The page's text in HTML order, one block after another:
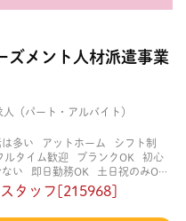
メント人材派遣事業
（パート・アルバイト）
多い アットホーム
シフト制
ルタイム歓迎 ブランクOK
初心
い 即日勤務OK
土日祝のみOK
決められた時間できっちり
自分の都合に合わせやすい
タッフ[215968]